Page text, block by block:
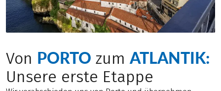
Von PORTO zumATLANTIK:
Unsere erste Etappe